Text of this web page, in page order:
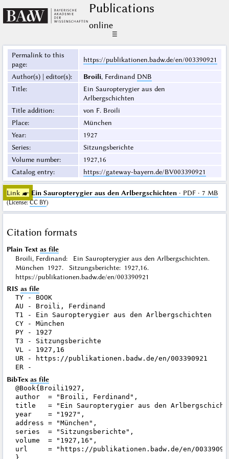
Publications
online
☰
Permalink to this
page:
https://publikationen.badw.de/en/003390921
Author(s) | editor(s): Broili, Ferdinand DNB
Title:
Ein Sauropterygier aus den
Arlbergschichten
Title addition:
von F. Broili
Place:
München
Year:
1927
Series:
Sitzungsberichte
Volume number:
1927,16
Catalog entry: https://gateway-bayern.de/BV003390921
Link ☛ Ein Sauropterygier aus den Arlbergschichten· PDF · 7 MB
(License:CC BY)
Citation formats
Plain Text as file
Broili, Ferdinand: Ein Sauropterygier aus den Arlbergschichten.
München 1927. Sitzungsberichte: 1927,16.
https://publikationen.badw.de/en/003390921
RIS as file
TY - BOOK
AU - Broili, Ferdinand
T1 - Ein Sauropterygier aus den Arlbergschichten
CY - München
PY - 1927
T3 - Sitzungsberichte
VL - 1927,16
UR - https://publikationen.badw.de/en/003390921
BibTex as file
@Book{Broili1927,
author  = "Broili, Ferdinand",
title   = "Ein Sauropterygier aus den
year    = "1927",
address = "München",
series  = "Sitzungsberichte",
volume  = "1927,16",
url     = "https://publikationen.badw.de/en/